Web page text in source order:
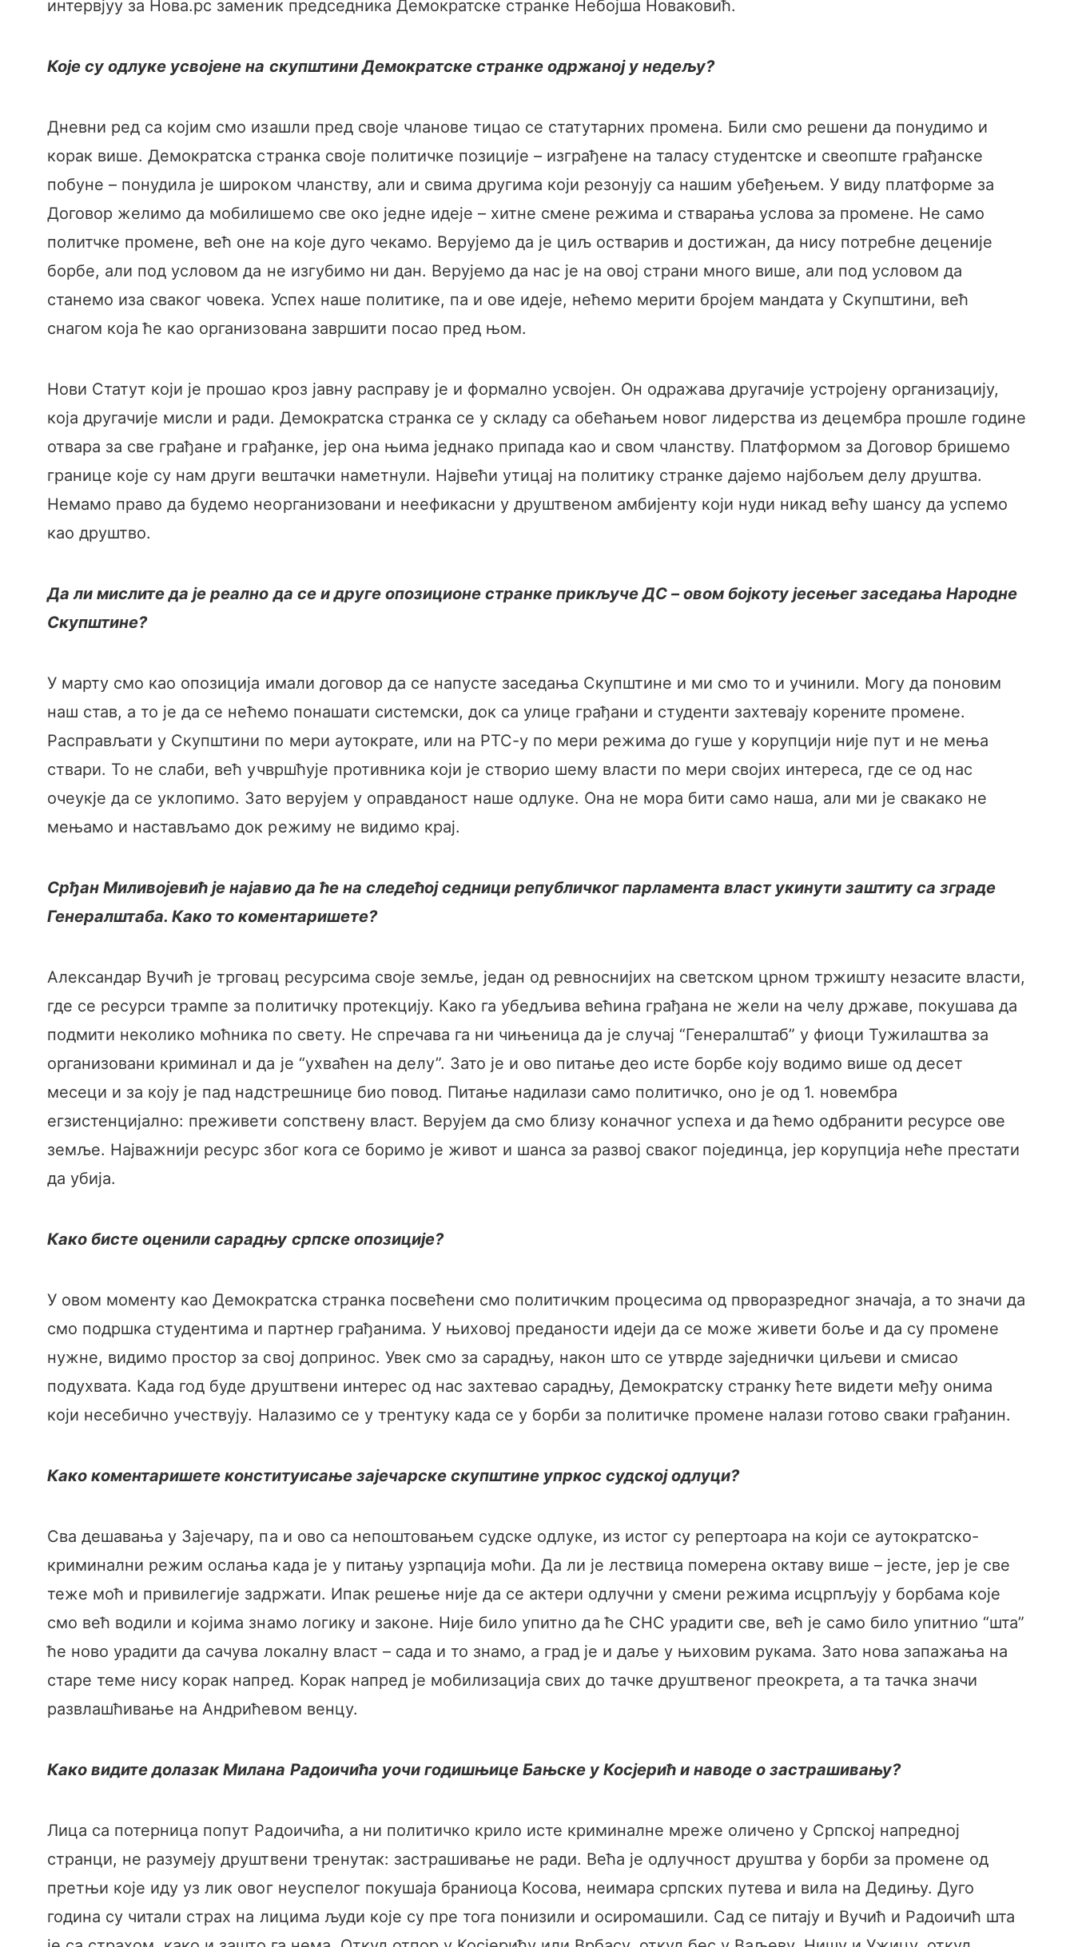
интервјуу за Нова.рс заменик председника Демократске странке Небојша Новаковић.
Које су одлуке усвојене на скупштини Демократске странке одржаној у недељу?
Дневни ред са којим смо изашли пред своје чланове тицао се статутарних промена. Били смо решени да понудимо и
корак више. Демократска странка своје политичке позиције – изграђене на таласу студентске и свеопште грађанске
побуне – понудила је широком чланству, али и свима другима који резонују са нашим убеђењем. У виду платформе за
Договор желимо да мобилишемо све око једне идеје – хитне смене режима и стварања услова за промене. Не само
политчке промене, већ оне на које дуго чекамо. Верујемо да је циљ остварив и достижан, да нису потребне деценије
борбе, али под условом да не изгубимо ни дан. Верујемо да нас је на овој страни много више, али под условом да
станемо иза сваког човека. Успех наше политике, па и ове идеје, нећемо мерити бројем мандата у Скупштини, већ
снагом која ће као организована завршити посао пред њом.
Нови Статут који је прошао кроз јавну расправу је и формално усвојен. Он одражава другачије устројену организацију,
која другачије мисли и ради. Демократска странка се у складу са обећањем новог лидерства из децембра прошле године
отвара за све грађане и грађанке, јер она њима једнако припада као и свом чланству. Платформом за Договор бришемо
границе које су нам други вештачки наметнули. Највећи утицај на политику странке дајемо најбољем делу друштва.
Немамо право да будемо неорганизовани и неефикасни у друштвеном амбијенту који нуди никад већу шансу да успемо
као друштво.
Да ли мислите да је реално да се и друге опозиционе странке прикључе ДС – овом бојкоту јесењег заседања Народне
Скупштине?
У марту смо као опозиција имали договор да се напусте заседања Скупштине и ми смо то и учинили. Могу да поновим
наш став, а то је да се нећемо понашати системски, док са улице грађани и студенти захтевају корените промене.
Расправљати у Скупштини по мери аутократе, или на РТС-у по мери режима до гуше у корупцији није пут и не мења
ствари. То не слаби, већ учвршћује противника који је створио шему власти по мери својих интереса, где се од нас
очеукје да се уклопимо. Зато верујем у оправданост наше одлуке. Она не мора бити само наша, али ми је свакако не
мењамо и настављамо док режиму не видимо крај.
Срђан Миливојевић је најавио да ће на следећој седници републичког парламента власт укинути заштиту са зграде
Генералштаба. Како то коментаришете?
Александар Вучић је трговац ресурсима своје земље, један од ревноснијих на светском црном тржишту незасите власти,
где се ресурси трампе за политичку протекцију. Како га убедљива већина грађана не жели на челу државе, покушава да
подмити неколико моћника по свету. Не спречава га ни чињеница да је случај “Генералштаб” у фиоци Тужилаштва за
организовани криминал и да је “ухваћен на делу”. Зато је и ово питање део исте борбе коју водимо више од десет
месеци и за коју је пад надстрешнице био повод. Питање надилази само политичко, оно је од 1. новембра
егзистенцијално: преживети сопствену власт. Верујем да смо близу коначног успеха и да ћемо одбранити ресурсе ове
земље. Најважнији ресурс због кога се боримо је живот и шанса за развој сваког појединца, јер корупција неће престати
да убија.
Како бисте оценили сарадњу српске опозиције?
У овом моменту као Демократска странка посвећени смо политичким процесима од прворазредног значаја, а то значи да
смо подршка студентима и партнер грађанима. У њиховој преданости идеји да се може живети боље и да су промене
нужне, видимо простор за свој допринос. Увек смо за сарадњу, након што се утврде заједнички циљеви и смисао
подухвата. Када год буде друштвени интерес од нас захтевао сарадњу, Демократску странку ћете видети међу онима
који несебично учествују. Налазимо се у трентуку када се у борби за политичке промене налази готово сваки грађанин.
Како коментаришете конституисање зајечарске скупштине упркос судској одлуци?
Сва дешавања у Зајечару, па и ово са непоштовањем судске одлуке, из истог су репертоара на који се аутократско-
криминални режим ослања када је у питању узрпација моћи. Да ли је лествица померена октаву више – јесте, јер је све
теже моћ и привилегије задржати. Ипак решење није да се актери одлучни у смени режима исцрпљују у борбама које
смо већ водили и којима знамо логику и законе. Није било упитно да ће СНС урадити све, већ је само било упитнио “шта”
ће ново урадити да сачува локалну власт – сада и то знамо, а град је и даље у њиховим рукама. Зато нова запажања на
старе теме нису корак напред. Корак напред је мобилизација свих до тачке друштвеног преокрета, а та тачка значи
развлашћивање на Андрићевом венцу.
Како видите долазак Милана Радоичића уочи годишњице Бањске у Косјерић и наводе о застрашивању?
Лица са потерница попут Радоичића, а ни политичко крило исте криминалне мреже оличено у Српској напредној
странци, не разумеју друштвени тренутак: застрашивање не ради. Већа је одлучност друштва у борби за промене од
претњи које иду уз лик овог неуспелог покушаја браниоца Косова, неимара српских путева и вила на Дедињу. Дуго
година су читали страх на лицима људи које су пре тога понизили и осиромашили. Сад се питају и Вучић и Радоичић шта